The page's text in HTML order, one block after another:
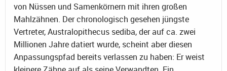
von Nüssen und Samenkörnern mit ihren großen
Mahlzähnen. Der chronologisch gesehen jüngste
Vertreter, Australopithecus sediba, der auf ca. zwei
Millionen Jahre datiert wurde, scheint aber diesen
Anpassungspfad bereits verlassen zu haben: Er weist